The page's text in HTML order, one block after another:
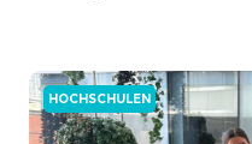
HOCHSCHULEN